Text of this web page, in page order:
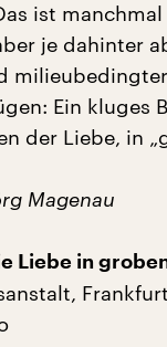
ist
je dahinter
Ein kluges
der Liebe, in
Magenau
Liebe in